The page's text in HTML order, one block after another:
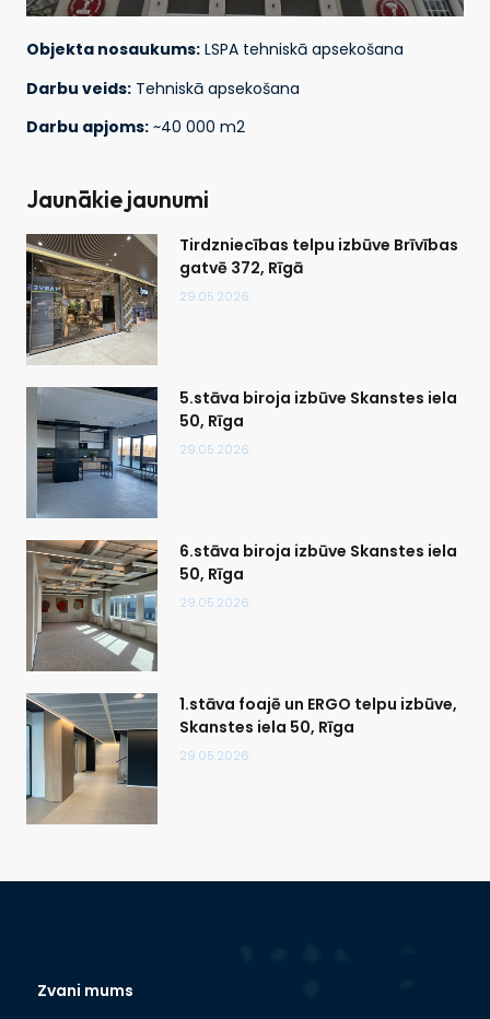
Objekta nosaukums: LSPA tehniskā apsekošana
Darbu veids: Tehniskā apsekošana
Darbu apjoms: ~40 000 m2
Jaunākie jaunumi
Tirdzniecības telpu izbūve Brīvības
gatvē 372, Rīgā
29.05.2026.
5.stāva biroja izbūve Skanstes iela
50, Rīga
29.05.2026.
6.stāva biroja izbūve Skanstes iela
50, Rīga
29.05.2026.
1.stāva foajē un ERGO telpu izbūve,
Skanstes iela 50, Rīga
29.05.2026.
Zvani mums